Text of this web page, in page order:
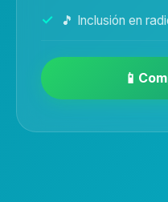
🎵 Inclusión en